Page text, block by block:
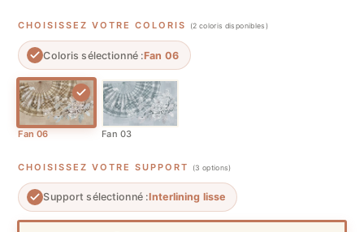
CHOISISSEZ VOTRE COLORIS (2 coloris disponibles)
Coloris sélectionné :Fan 06
Fan 06 Fan 03
CHOISISSEZ VOTRE SUPPORT (3 options)
Support sélectionné :Interlining lisse